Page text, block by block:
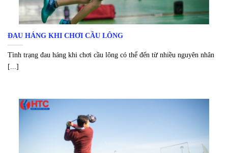
ĐAU HÁNG KHI CHƠI CẦU LÔNG
Tình trạng đau háng khi chơi cầu lông có thể đến từ nhiều nguyên nhân
[...]